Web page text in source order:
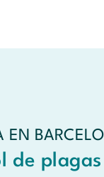
EN
de plagas